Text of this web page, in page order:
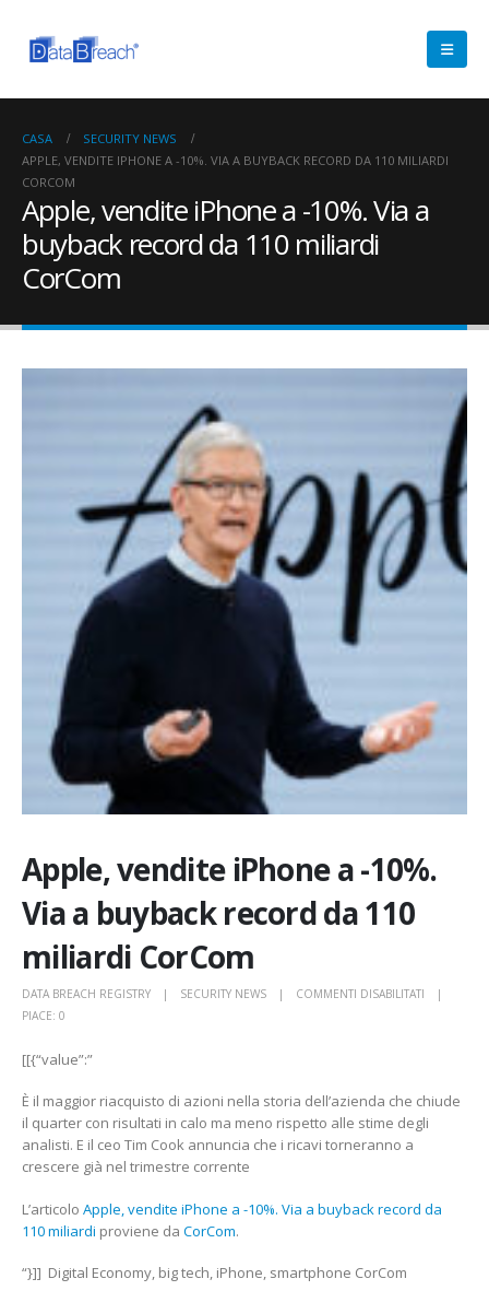
CASA
SECURITY NEWS
APPLE, VENDITE IPHONE A -10%. VIA A BUYBACK RECORD DA 110 MILIARDI
CORCOM
Apple, vendite iPhone a -10%. Via a
buyback record da 110 miliardi
CorCom
Apple, vendite iPhone a -10%.
Via a buyback record da 110
miliardi CorCom
DATA BREACH REGISTRY SECURITY NEWS COMMENTI DISABILITATI
-10%.
VIA
DA
PIACE: 0
[[{“value”:”
È il maggior riacquisto di azioni nella storia dell’azienda che chiude
il quarter con risultati in calo ma meno rispetto alle stime degli
analisti. E il ceo Tim Cook annuncia che i ricavi torneranno a
crescere già nel trimestre corrente
L’articolo Apple, vendite iPhone a -10%. Via a buyback record da
110 miliardi proviene da CorCom.
“}]] Digital Economy, big tech, iPhone, smartphone CorCom